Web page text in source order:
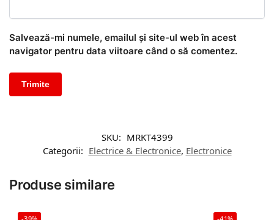
Salvează-mi numele, emailul și site-ul web în acest
navigator pentru data viitoare când o să comentez.
SKU: MRKT4399
Categorii: Electrice & Electronice, Electronice
Produse similare